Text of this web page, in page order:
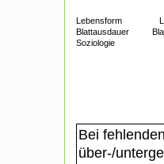
Lebensform
Blattausdauer
Soziologie
Bei
über-/